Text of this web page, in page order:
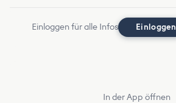
Einloggen für alle Infos Einloggen
In der App öffnen